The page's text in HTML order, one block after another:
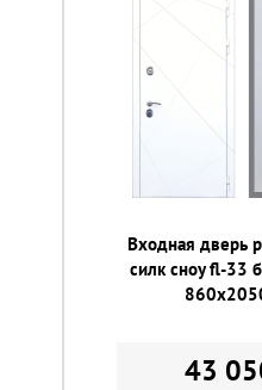
Входная дверь
силк сноу fl-33
43